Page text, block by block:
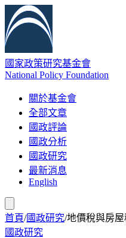
國家政策研究基金會
National Policy Foundation
關於基金會
全部文章
國政評論
國政分析
國政研究
最新消息
English
首頁/國政研究/地價稅與房
國政研究